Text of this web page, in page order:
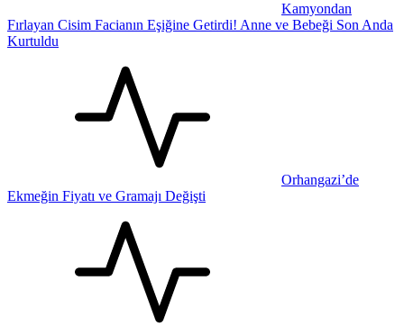
Kamyondan
Fırlayan Cisim Facianın Eşiğine Getirdi! Anne ve Bebeği Son Anda
Kurtuldu
Orhangazi’de
Ekmeğin Fiyatı ve Gramajı Değişti